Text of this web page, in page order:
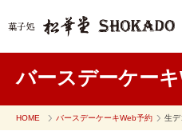
バースデーケー
HOME バースデーケーキWeb予約 生デ